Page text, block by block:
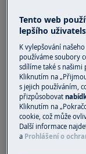
1.
Tento web
lepšího
K vylepšování
používáme soubory
sdílíme také s
Kliknutím na
s jejich používáním,
přizpůsobovat
Kliknutím na
cookie, což může
Další informace
a Prohlášení o